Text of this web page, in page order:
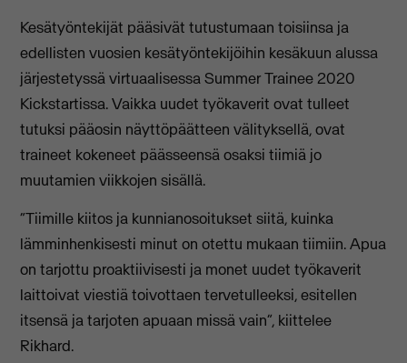
Kesätyöntekijät pääsivät tutustumaan toisiinsa ja
edellisten vuosien kesätyöntekijöihin kesäkuun alussa
järjestetyssä virtuaalisessa Summer Trainee 2020
Kickstartissa. Vaikka uudet työkaverit ovat tulleet
tutuksi pääosin näyttöpäätteen välityksellä, ovat
traineet kokeneet päässeensä osaksi tiimiä jo
muutamien viikkojen sisällä.
“Tiimille kiitos ja kunnianosoitukset siitä, kuinka
lämminhenkisesti minut on otettu mukaan tiimiin. Apua
on tarjottu proaktiivisesti ja monet uudet työkaverit
laittoivat viestiä toivottaen tervetulleeksi, esitellen
itsensä ja tarjoten apuaan missä vain”, kiittelee
Rikhard.